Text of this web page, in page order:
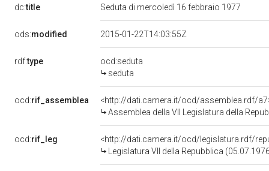
dc:title Seduta di mercoledì 16 febbraio 1977
ods:modified 2015-01-22T14:03:55Z
rdf:type
ocd:seduta
seduta
ocd:rif_assemblea
<http://dati.camera.it/ocd/assemblea.rdf/
Assemblea della VII Legislatura della
ocd:rif_leg
<http://dati.camera.it/ocd/legislatura.rdf/
Legislatura VII della Repubblica